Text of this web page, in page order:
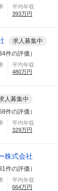
平均年収
393万円
求人募集中
件の評価）
平均年収
480万円
人募集中
件の評価）
平均年収
329万円
株式会社
件の評価）
平均年収
664万円